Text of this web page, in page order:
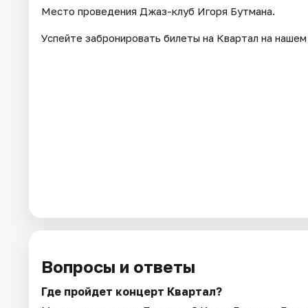
Место проведения Джаз-клуб Игоря Бутмана.
Успейте забронировать билеты на Квартал на нашем
Вопросы и ответы
Где пройдет концерт Квартал?